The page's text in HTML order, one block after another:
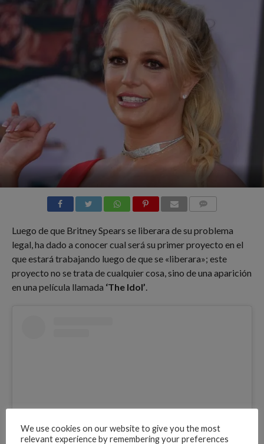
Luego de que Britney Spears se liberara de su problema
legal, ha dado a conocer cual será su primer proyecto en el
que estará trabajando luego de que se «liberara»; este
proyecto no se trata de cualquier cosa, sino de una aparición
en una película llamada ‘The Idol’.
We use cookies on our website to give you the most
relevant experience by remembering your preferences